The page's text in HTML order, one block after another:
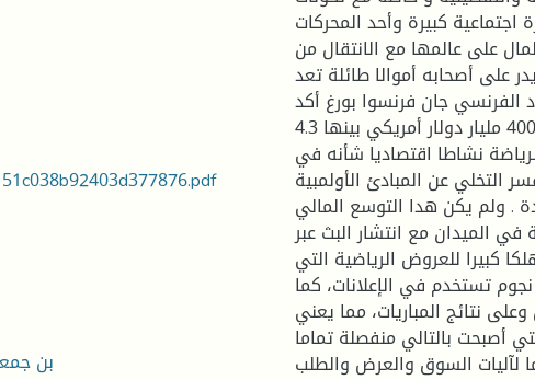
بن
اجتماعية كبيرة وأحد المحركات
على عالمها مع الانتقال من
على أصحابه أموالا طائلة تعد
الفرنسي جان فرنسوا بورغ أكد
أن الرياضة أصبح رقم أعمالها العالمي يقدر ب 400 مليار دولار أمريكي بينها 4.3
نشاطا اقتصاديا شأنه في
التخلي عن المبادئ الأولمبية
. ولم يكن هدا التوسع المالي
الميدان مع انتشار البث عبر
كبيرا للعروض الرياضية التي
تستخدم في الإعلانات، كما
نتائج المباريات، مما يعني
أصبحت بالتالي منفصلة تماما